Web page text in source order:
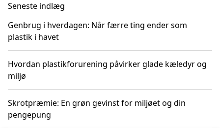
Seneste indlæg
Genbrug i hverdagen: Når færre ting ender som
plastik i havet
Hvordan plastikforurening påvirker glade kæledyr og
miljø
Skrotpræmie: En grøn gevinst for miljøet og din
pengepung